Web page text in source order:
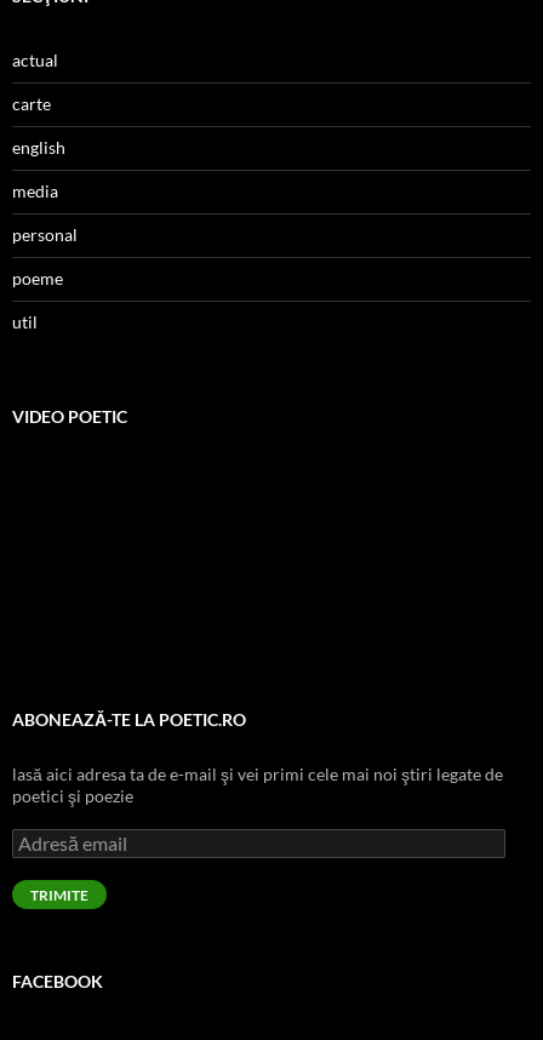
actual
carte
english
media
personal
poeme
util
VIDEO POETIC
ABONEAZĂ-TE LA POETIC.RO
lasă aici adresa ta de e-mail şi vei primi cele mai noi ştiri legate de
poetici şi poezie
Adresă
email
TRIMITE
FACEBOOK